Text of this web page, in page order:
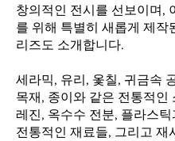
창의적인 전시를 선보이며,
를 위해 특별히 새롭게 제작
리즈도 소개합니다.
세라믹, 유리, 옻칠, 귀금속
목재, 종이와 같은 전통적인
레진, 옥수수 전분, 플라스틱
전통적인 재료들, 그리고 재